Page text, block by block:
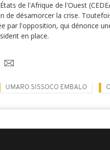
de l'Afrique de l'Ouest
de désamorcer la crise.
par l'opposition, qui dénonce
en place.
UMARO SISSOCO EMBALO